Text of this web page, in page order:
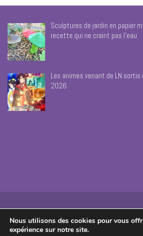
Sculptures de jardin en papier
recette qui ne craint pas l’eau
Les animes venant de LN sortis
2026
Nous utilisons des cookies pour vous
expérience sur notre site.